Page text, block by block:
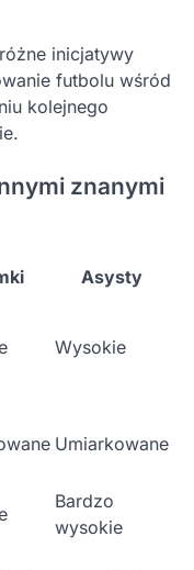
inicjatywy
futbolu wśród
kolejnego
znanymi
Asysty
Wysokie
Umiarkowane
Bardzo
wysokie